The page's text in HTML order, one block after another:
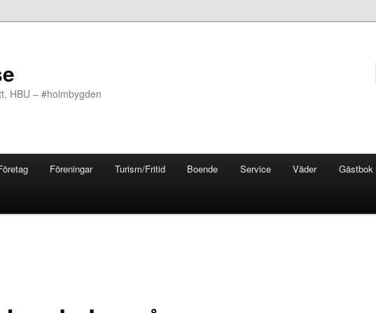
HBU – #holmbygden
Föreningar Turism/Fritid Boende Service Väder Gästbok